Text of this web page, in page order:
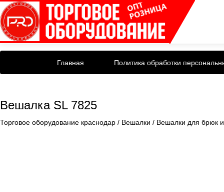
Главная Политика обработки
Вешалка SL 7825
Торговое оборудование краснодар / Вешалки / Вешалки для брюк